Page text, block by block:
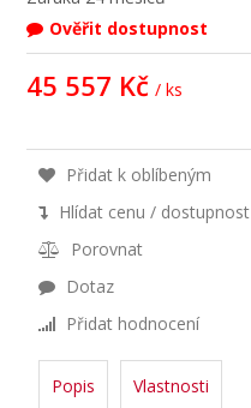
Ověřit dostupnost
45 557 Kč / ks
Přidat k oblíbeným
Hlídat cenu / dostupnost
Porovnat
Dotaz
Přidat hodnocení
Popis Vlastnosti